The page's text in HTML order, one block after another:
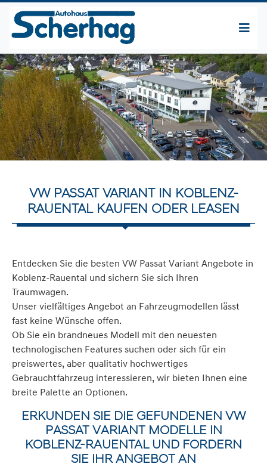
VW PASSAT VARIANT IN KOBLENZ-
RAUENTAL KAUFEN ODER LEASEN
Entdecken Sie die besten VW Passat Variant Angebote in
Koblenz-Rauental und sichern Sie sich Ihren
Traumwagen.
Unser vielfältiges Angebot an Fahrzeugmodellen lässt
fast keine Wünsche offen.
Ob Sie ein brandneues Modell mit den neuesten
technologischen Features suchen oder sich für ein
preiswertes, aber qualitativ hochwertiges
Gebrauchtfahrzeug interessieren, wir bieten Ihnen eine
breite Palette an Optionen.
ERKUNDEN SIE DIE GEFUNDENEN VW
PASSAT VARIANT MODELLE IN
KOBLENZ-RAUENTAL UND FORDERN
SIE IHR ANGEBOT AN